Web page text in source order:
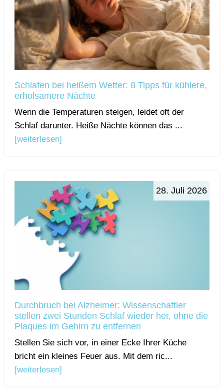
Schlafen bei heißem Wetter: 8 Tipps für kühlere,
erholsamere Nächte
Wenn die Temperaturen steigen, leidet oft der
Schlaf darunter. Heiße Nächte können das ...
[weiterlesen]
28. Juli 2026
Durchbruch bei Alzheimer: Wissenschaftler
stellen zwei Stunden Schlaf wieder her, ohne die
Plaques im Gehirn zu entfernen
Stellen Sie sich vor, in einer Ecke Ihrer Küche
bricht ein kleines Feuer aus. Mit dem ric...
[weiterlesen]